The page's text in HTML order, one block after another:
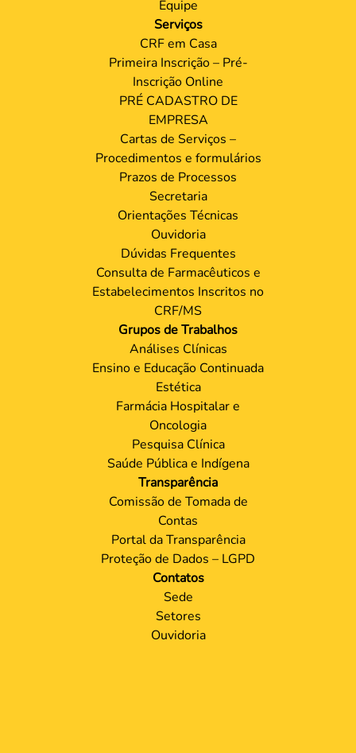
Equipe
Serviços
CRF em Casa
Primeira Inscrição – Pré-
Inscrição Online
PRÉ CADASTRO DE
EMPRESA
Cartas de Serviços –
Procedimentos e formulários
Prazos de Processos
Secretaria
Orientações Técnicas
Ouvidoria
Dúvidas Frequentes
Consulta de Farmacêuticos e
Estabelecimentos Inscritos no
CRF/MS
Grupos de Trabalhos
Análises Clínicas
Ensino e Educação Continuada
Estética
Farmácia Hospitalar e
Oncologia
Pesquisa Clínica
Saúde Pública e Indígena
Transparência
Comissão de Tomada de
Contas
Portal da Transparência
Proteção de Dados – LGPD
Contatos
Sede
Setores
Ouvidoria